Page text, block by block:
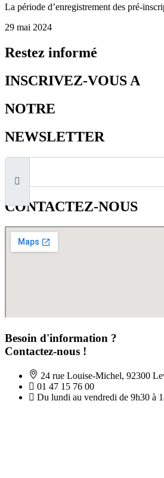
La période d’enregistrement des pré-
29 mai 2024
Restez informé
INSCRIVEZ-VOUS A
NOTRE
NEWSLETTER
CONTACTEZ-NOUS
Besoin d'information ?
Contactez-nous !
24 rue Louise-Michel, 92300
01 47 15 76 00
Du lundi au vendredi de 9h30 à